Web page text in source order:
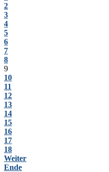
2
3
4
5
6
7
8
9
10
11
12
13
14
15
16
17
18
Weiter
Ende